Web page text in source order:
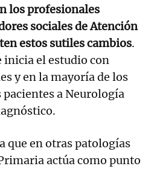
los profesionales
sociales de Atención
estos sutiles cambios.
inicia el estudio con
y en la mayoría de los
pacientes a Neurología
que en otras patologías
actúa como punto